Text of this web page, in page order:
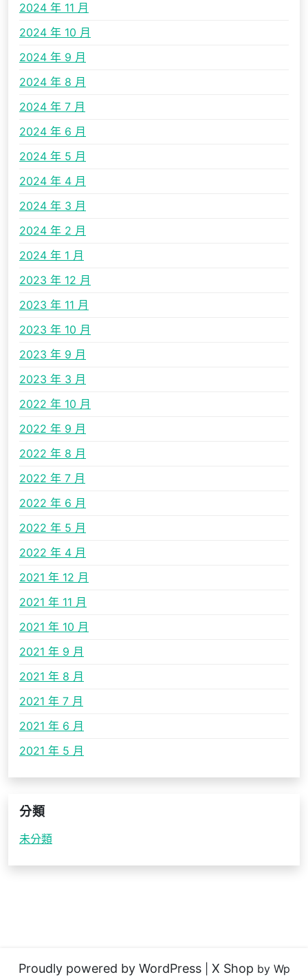
2024 年 11 月
2024 年 10 月
2024 年 9 月
2024 年 8 月
2024 年 7 月
2024 年 6 月
2024 年 5 月
2024 年 4 月
2024 年 3 月
2024 年 2 月
2024 年 1 月
2023 年 12 月
2023 年 11 月
2023 年 10 月
2023 年 9 月
2023 年 3 月
2022 年 10 月
2022 年 9 月
2022 年 8 月
2022 年 7 月
2022 年 6 月
2022 年 5 月
2022 年 4 月
2021 年 12 月
2021 年 11 月
2021 年 10 月
2021 年 9 月
2021 年 8 月
2021 年 7 月
2021 年 6 月
2021 年 5 月
分類
未分類
Proudly powered by WordPress X Shop by Wp